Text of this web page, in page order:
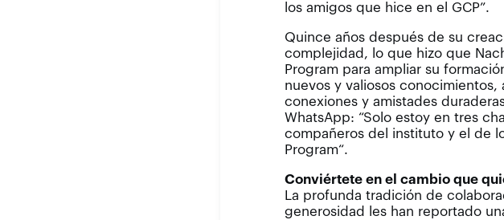
los amigos que hice en el GCP”.
Quince años después de su
complejidad, lo que hizo que
Program para ampliar su
nuevos y valiosos
conexiones y amistades
WhatsApp: “Solo estoy en tres
compañeros del instituto y el de
Program“.
Conviértete en el cambio que
La profunda tradición de
generosidad les han reportado